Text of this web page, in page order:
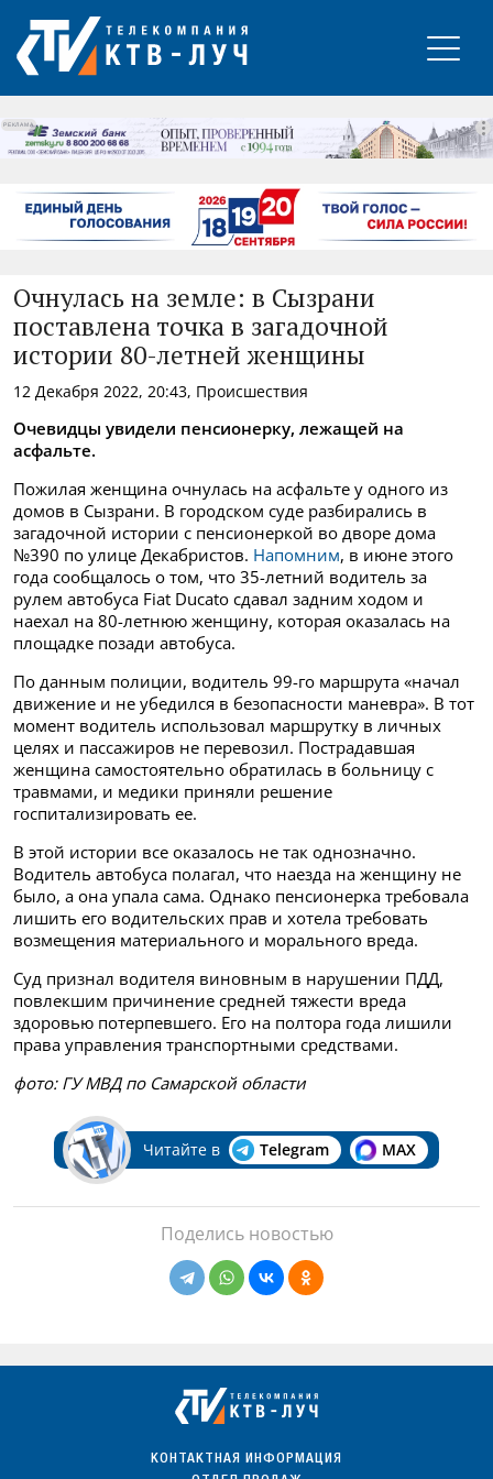
РЕКЛАМА
Очнулась на земле: в Сызрани
поставлена точка в загадочной
истории 80-летней женщины
12 Декабря 2022, 20:43, Происшествия
Очевидцы увидели пенсионерку, лежащей на
асфальте.
Пожилая женщина очнулась на асфальте у одного из
домов в Сызрани. В городском суде разбирались в
загадочной истории с пенсионеркой во дворе дома
№390 по улице Декабристов. Напомним, в июне этого
года сообщалось о том, что 35-летний водитель за
рулем автобуса Fiat Ducato сдавал задним ходом и
наехал на 80-летнюю женщину, которая оказалась на
площадке позади автобуса.
По данным полиции, водитель 99-го маршрута «начал
движение и не убедился в безопасности маневра». В тот
момент водитель использовал маршрутку в личных
целях и пассажиров не перевозил. Пострадавшая
женщина самостоятельно обратилась в больницу с
травмами, и медики приняли решение
госпитализировать ее.
В этой истории все оказалось не так однозначно.
Водитель автобуса полагал, что наезда на женщину не
было, а она упала сама. Однако пенсионерка требовала
лишить его водительских прав и хотела требовать
возмещения материального и морального вреда.
Суд признал водителя виновным в нарушении ПДД,
повлекшим причинение средней тяжести вреда
здоровью потерпевшего. Его на полтора года лишили
права управления транспортными средствами.
фото: ГУ МВД по Самарской области
Читайте в Telegram MAX
Поделись новостью
КОНТАКТНАЯ ИНФОРМАЦИЯ